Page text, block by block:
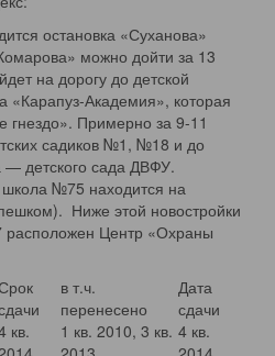
остановка «Суханова»
можно дойти за 13
на дорогу до детской
«Карапуз-Академия», которая
Примерно за 9-11
садиков №1, №18 и до
— детского сада ДВФУ.
№75 находится на
Ниже этой новостройки
расположен Центр «Охраны
в т.ч.
перенесено
Дата
сдачи
кв.
1 кв. 2010, 3 кв. 4 кв.